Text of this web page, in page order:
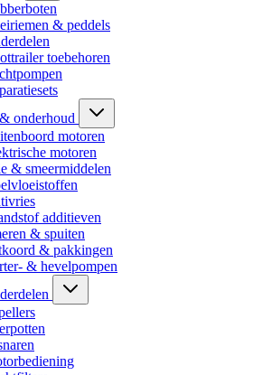
& peddels
toebehoren
onderhoud
motoren
motoren
& smeermiddelen
additieven
& spuiten
& pakkingen
& hevelpompen